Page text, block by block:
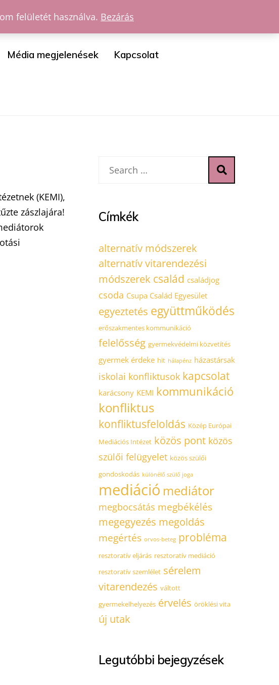
felületét használva. Bezárás
Média megjelenések Kapcsolat
(KEMI),
zászlajára!
Címkék
alternatív módszerek
alternatív vitarendezési
módszerek család családjog
csoda Csupa Család Egyesület
egyeztetés együttműködés
erőszakmentes kommunikáció
felelősség gyermekvédelmi közvetítés
gyermek érdeke hit hálapénz házastársak
iskolai konfliktusok kapcsolat
karácsony KEMI kommunikáció
konfliktus
konfliktusfeloldás Közép Európai
Mediációs Intézet közös pont közös
szülői felügyelet közös szülői
gondoskodás különélő szülő joga
mediáció mediátor
megbocsátás megbékélés
megegyezés megoldás
megértés orvos-beteg probléma
resztoratív eljárás resztoratív mediáció
resztoratív szemlélet sérelem
vitarendezés váltott
gyermekelhelyezés érvelés öröklési vita
új utak
Legutóbbi bejegyzések